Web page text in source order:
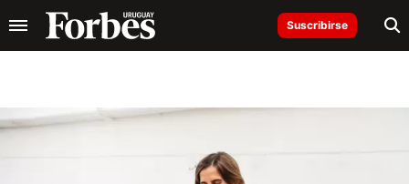
Suscribirse